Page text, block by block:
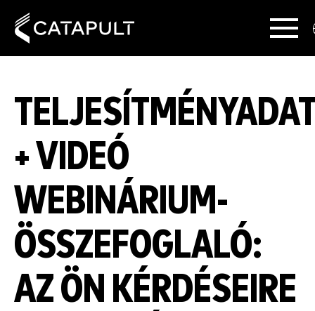
+ VIDEÓ
WEBINÁRIUM-
ÖSSZEFOGLALÓ:
AZ ÖN KÉRDÉSEIRE